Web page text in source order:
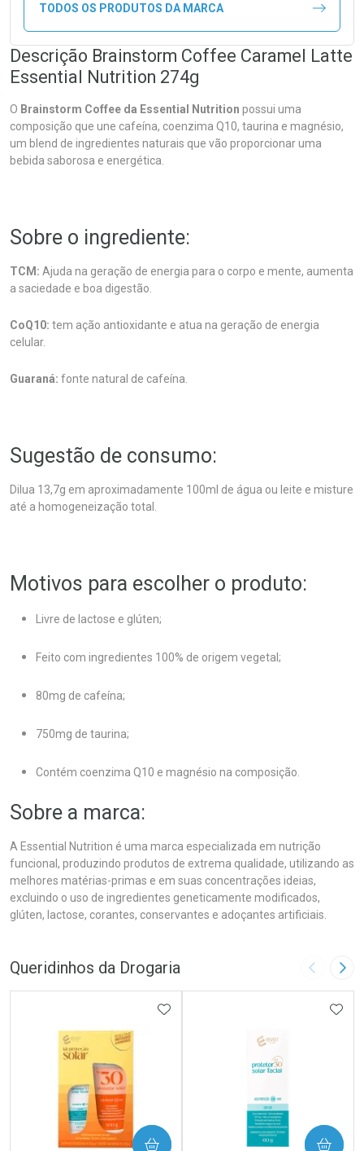
TODOS OS PRODUTOS DA MARCA
Descrição Brainstorm Coffee Caramel Latte
Essential Nutrition 274g
O Brainstorm Coffee da Essential Nutrition possui uma
composição que une cafeína, coenzima Q10, taurina e magnésio,
um blend de ingredientes naturais que vão proporcionar uma
bebida saborosa e energética.
Sobre o ingrediente:
TCM: Ajuda na geração de energia para o corpo e mente, aumenta
a saciedade e boa digestão.
CoQ10: tem ação antioxidante e atua na geração de energia
celular.
Guaraná: fonte natural de cafeína.
Sugestão de consumo:
Dilua 13,7g em aproximadamente 100ml de água ou leite e misture
até a homogeneização total.
Motivos para escolher o produto:
Livre de lactose e glúten;
Feito com ingredientes 100% de origem vegetal;
80mg de cafeína;
750mg de taurina;
Contém coenzima Q10 e magnésio na composição.
Sobre a marca:
A Essential Nutrition é uma marca especializada em nutrição
funcional, produzindo produtos de extrema qualidade, utilizando as
melhores matérias-primas e em suas concentrações ideias,
excluindo o uso de ingredientes geneticamente modificados,
glúten, lactose, corantes, conservantes e adoçantes artificiais.
Queridinhos da Drogaria Imagem
ADICIONAR AOS FAVORITOS
COMPRAR COMPRAR